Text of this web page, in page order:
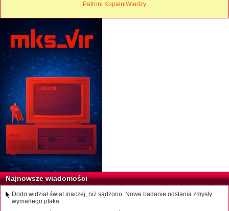
Patroni KopalniWiedzy
Najnowsze wiadomości
Dodo widział świat inaczej, niż sądzono. Nowe badanie odsłania zmysły
wymarłego ptaka